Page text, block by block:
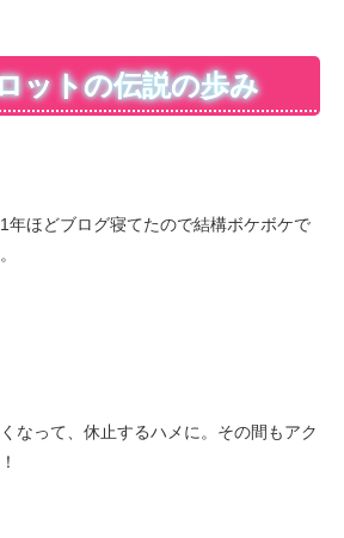
ットの伝説の歩み
年ほどブログ寝てたので結構ボケボケで
なって、休止するハメに。その間もアク